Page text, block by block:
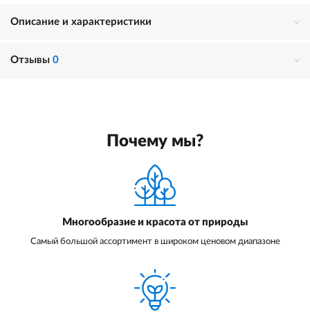
Описание и характеристики
Отзывы 0
Почему мы?
Многообразие и красота от природы
Самый большой ассортимент в широком ценовом диапазоне